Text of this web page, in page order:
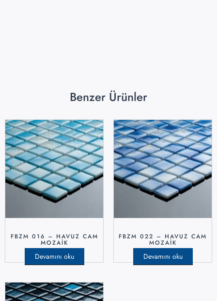
Benzer Ürünler
FBZM 016 – HAVUZ CAM
MOZAIK
Devamını oku
FBZM 022 – HAVUZ CAM
MOZAIK
Devamını oku